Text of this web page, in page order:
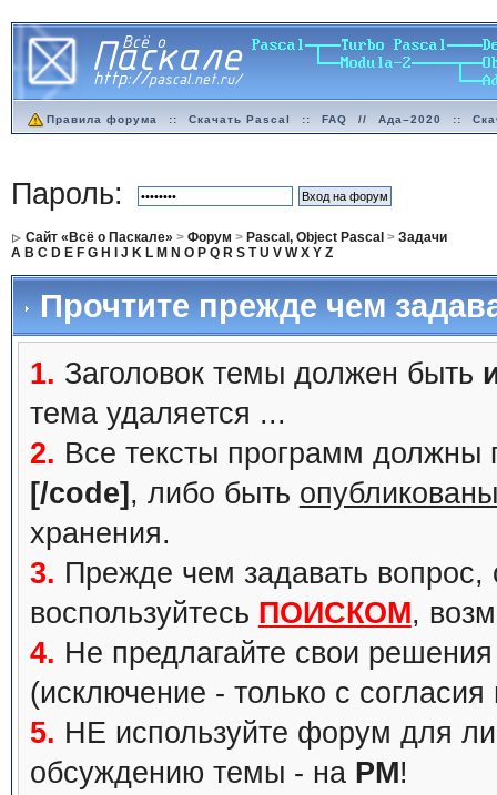
Правила форума :: Скачать Pascal :: FAQ // Ада–2020 ::
Пароль:
Сайт «Всё о Паскале» > Форум > Pascal, Object Pascal > Задачи
A B C D E F G H J K L M N O P Q R S T U V W X Y Z
Прочтите прежде чем
1. Заголовок темы должен быть
тема удаляется ...
2. Все тексты программ должны
[/code] , либо быть
хранения.
3. Прежде чем задавать вопрос,
воспользуйтесь ПОИСКОМ,
4. Не предлагайте свои
(исключение - только с
5. НЕ используйте форум для
обсуждению темы - на PM!